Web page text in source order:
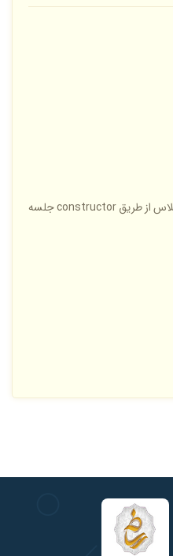
مشکل مقدار دهی به فیلد های کلاس از طریق constructor جلسه